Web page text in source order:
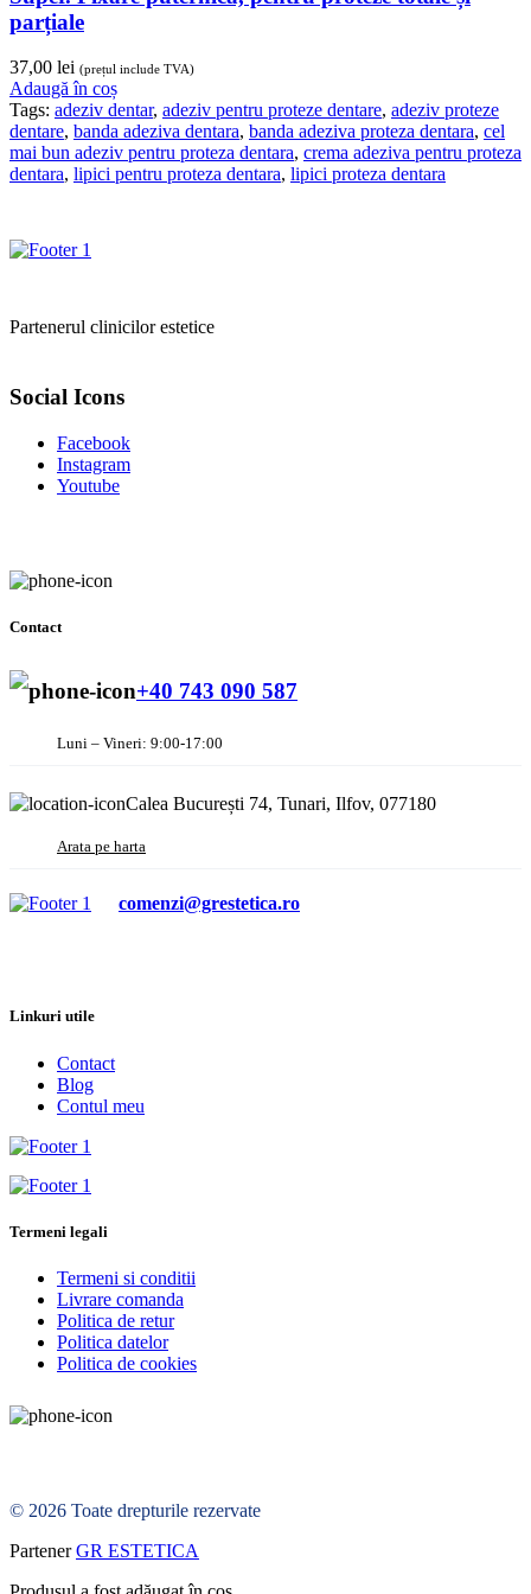
parțiale
37,00 lei (prețul include TVA)
Adaugă în coș
Tags: adeziv dentar, adeziv pentru proteze dentare, adeziv proteze
dentare, banda adeziva dentara, banda adeziva proteza dentara, cel
mai bun adeziv pentru proteza dentara, crema adeziva pentru proteza
dentara, lipici pentru proteza dentara, lipici proteza dentara
Partenerul clinicilor estetice
Social Icons
Facebook
Instagram
Youtube
Contact
+40 743 090 587
Luni – Vineri: 9:00-17:00
Calea București 74, Tunari, Ilfov, 077180
Arata pe harta
comenzi@grestetica.ro
Linkuri utile
Contact
Blog
Contul meu
Termeni legali
Termeni si conditii
Livrare comanda
Politica de retur
Politica datelor
Politica de cookies
© 2026 Toate drepturile rezervate
PartenerGR ESTETICA